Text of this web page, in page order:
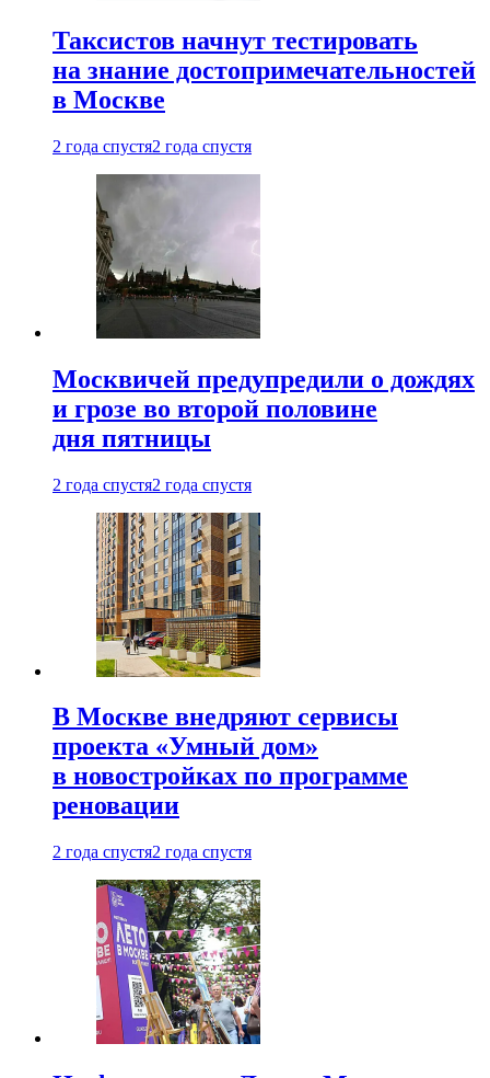
Таксистов начнут тестировать
на знание достопримечательностей
в Москве
2 года спустя2 года спустя
Москвичей предупредили о дождях
и грозе во второй половине
дня пятницы
2 года спустя2 года спустя
В Москве внедряют сервисы
проекта «Умный дом»
в новостройках по программе
реновации
2 года спустя2 года спустя